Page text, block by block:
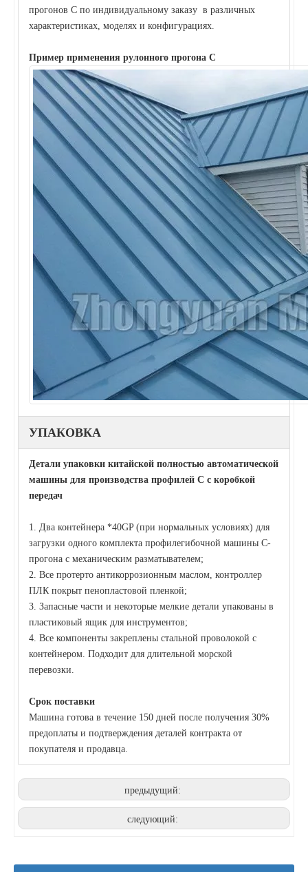
прогонов C по индивидуальному заказу в различных
характеристиках, моделях и конфигурациях.
Пример применения рулонного прогона C
УПАКОВКА
Детали упаковки китайской полностью автоматической
машины для производства профилей C с коробкой
передач
1. Два контейнера *40GP (при нормальных условиях) для
загрузки одного комплекта профилегибочной машины C-
прогона с механическим разматывателем;
2. Все протерто антикоррозионным маслом, контроллер
ПЛК покрыт пенопластовой пленкой;
3. Запасные части и некоторые мелкие детали упакованы в
пластиковый ящик для инструментов;
4. Все компоненты закреплены стальной проволокой с
контейнером. Подходит для длительной морской
перевозки.
Срок поставки
Машина готова в течение 150 дней после получения 30%
предоплаты и подтверждения деталей контракта от
покупателя и продавца.
предыдущий:
следующий: